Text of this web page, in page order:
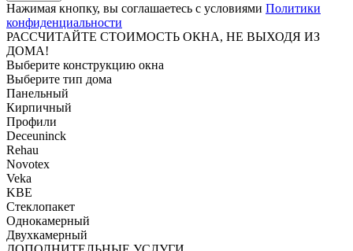
Нажимая кнопку, вы соглашаетесь с условиями Политики
конфиденциальности
РАССЧИТАЙТЕ СТОИМОСТЬ ОКНА, НЕ ВЫХОДЯ ИЗ
ДОМА!
Выберите конструкцию окна
Выберите тип дома
Панельный
Кирпичный
Профили
Deceuninck
Rehau
Novotex
Veka
KBE
Стеклопакет
Однокамерный
Двухкамерный